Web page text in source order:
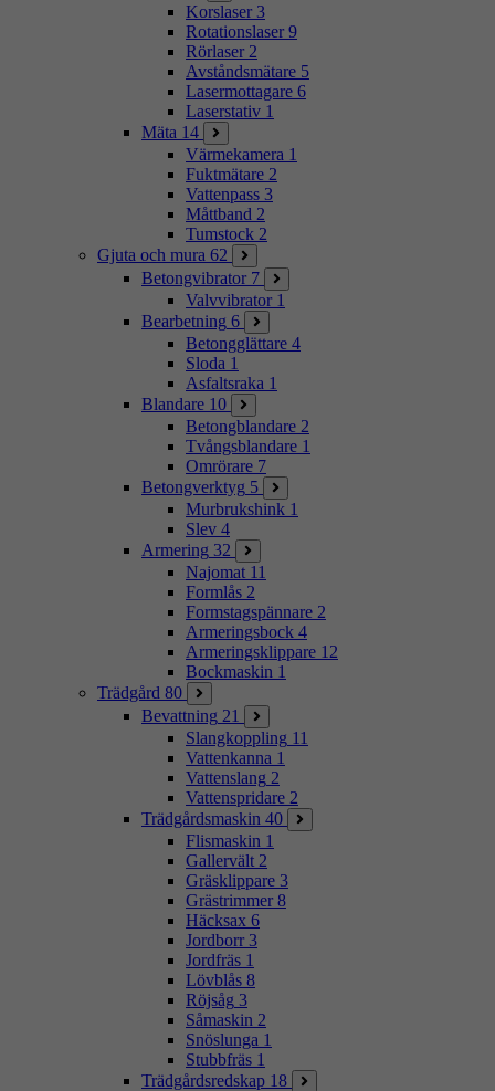
Korslaser 3
Rotationslaser 9
Rörlaser 2
Avståndsmätare 5
Lasermottagare 6
Laserstativ 1
Mäta 14
Värmekamera 1
Fuktmätare 2
Vattenpass 3
Måttband 2
Tumstock 2
Gjuta och mura 62
Betongvibrator 7
Valvvibrator 1
Bearbetning 6
Betongglättare 4
Sloda 1
Asfaltsraka 1
Blandare 10
Betongblandare 2
Tvångsblandare 1
Omrörare 7
Betongverktyg 5
Murbrukshink 1
Slev 4
Armering 32
Najomat 11
Formlås 2
Formstagspännare 2
Armeringsbock 4
Armeringsklippare 12
Bockmaskin 1
Trädgård 80
Bevattning 21
Slangkoppling 11
Vattenkanna 1
Vattenslang 2
Vattenspridare 2
Trädgårdsmaskin 40
Flismaskin 1
Gallervält 2
Gräsklippare 3
Grästrimmer 8
Häcksax 6
Jordborr 3
Jordfräs 1
Lövblås 8
Röjsåg 3
Såmaskin 2
Snöslunga 1
Stubbfräs 1
Trädgårdsredskap 18